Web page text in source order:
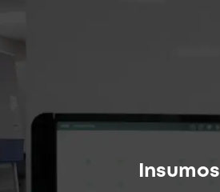
Insumos